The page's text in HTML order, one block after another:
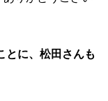
に、松田さんも